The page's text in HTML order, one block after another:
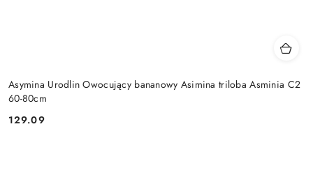
Asymina Urodlin Owocujący bananowy Asimina triloba Asminia C2
60-80cm
Cena:
129.09